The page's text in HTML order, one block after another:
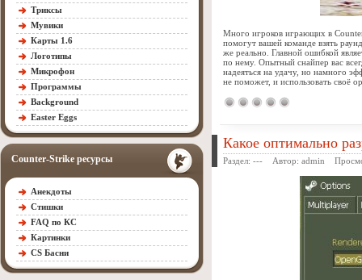
Триксы
Мувики
Карты 1.6
Логотипы
Микрофон
Программы
Background
Easter Eggs
Counter-Strike ресурсы
Анекдоты
Стишки
FAQ по КС
Картинки
CS Басни
Много игроков играющих в
помогут вашей команде взять
же реально. Главной ошибкой
по нему. Опытный снайпер вас
надеяться на удачу, но намного
не поможет, и использовать своё
Какое оптимально
Раздел: --- Автор: admin